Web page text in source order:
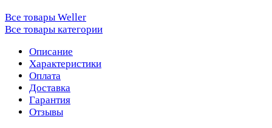
Все товары Weller
Все товары категории
Описание
Характеристики
Оплата
Доставка
Гарантия
Отзывы